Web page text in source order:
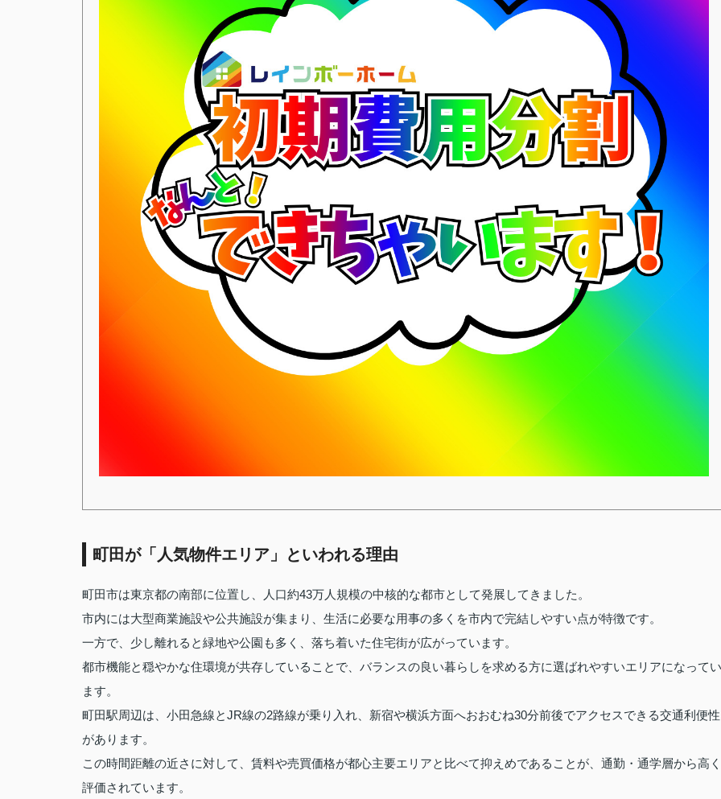
町田が「人気物件エリア」といわれる理由
町田市は東京都の南部に位置し、人口約43万人規模の中核的な都市として発展してきました。
市内には大型商業施設や公共施設が集まり、生活に必要な用事の多くを市内で完結しやすい点が特徴です。
一方で、少し離れると緑地や公園も多く、落ち着いた住宅街が広がっています。
都市機能と穏やかな住環境が共存していることで、バランスの良い暮らしを求める方に選ばれやすいエリアになってい
ます。
町田駅周辺は、小田急線とJR線の2路線が乗り入れ、新宿や横浜方面へおおむね30分前後でアクセスできる交通利便性
があります。
この時間距離の近さに対して、賃料や売買価格が都心主要エリアと比べて抑えめであることが、通勤・通学層から高く
評価されています。